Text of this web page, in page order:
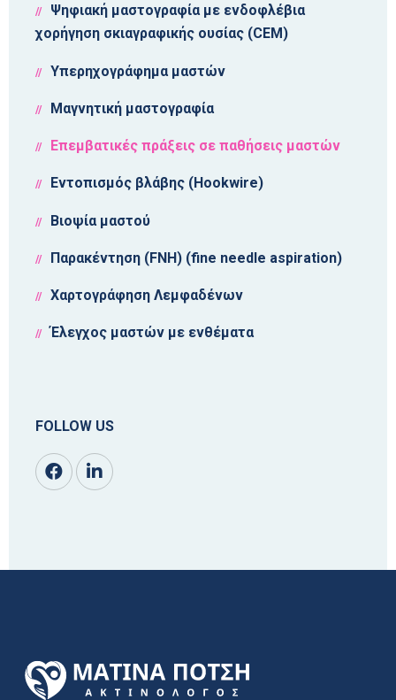
Ψηφιακή μαστογραφία με ενδοφλέβια
χορήγηση σκιαγραφικής ουσίας (CEM)
Υπερηχογράφημα μαστών
Μαγνητική μαστογραφία
Επεμβατικές πράξεις σε παθήσεις μαστών
Εντοπισμός βλάβης (Hookwire)
Βιοψία μαστού
Παρακέντηση (FNH) (fine needle aspiration)
Χαρτογράφηση Λεμφαδένων
Έλεγχος μαστών με ενθέματα
FOLLOW US